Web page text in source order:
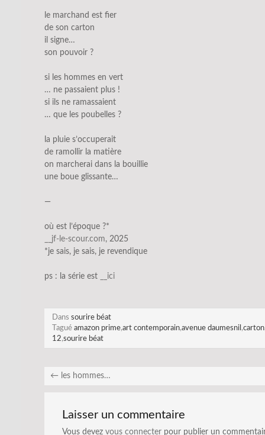
le marchand est fier
de son carton
il signe…
son pouvoir ?
si les hommes en vert
… ne passaient plus !
si ils ne ramassaient
… que les poubelles ?
la pluie s’occuperait
de ramollir la matière
on marcherai dans la bouillie
une boue glissante…
—
où est l’époque ?*
__jf-le-scour.com, 2025
*je sais, je sais, je revendique
ps : la série est __ici
Dans sourire béat
Tagué amazon prime,art contemporain,avenue daumesnil ,carton
12,sourire béat
← les hommes…
Laisser un commentaire
Vous devez vous connecter pour publier un